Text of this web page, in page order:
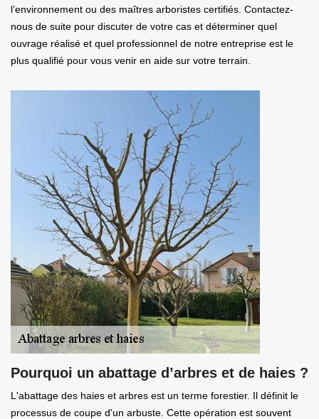
l’environnement ou des maîtres arboristes certifiés. Contactez-
nous de suite pour discuter de votre cas et déterminer quel
ouvrage réalisé et quel professionnel de notre entreprise est le
plus qualifié pour vous venir en aide sur votre terrain.
Pourquoi un abattage d’arbres et de haies ?
L'abattage des haies et arbres est un terme forestier. Il définit le
processus de coupe d'un arbuste. Cette opération est souvent